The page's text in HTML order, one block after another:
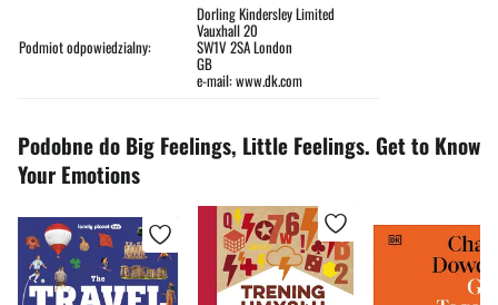
Podmiot odpowiedzialny:
Dorling Kindersley Limited
Vauxhall 20
SW1V 2SA London
GB
e-mail: www.dk.com
Podobne do Big Feelings, Little Feelings. Get to Know
Your Emotions